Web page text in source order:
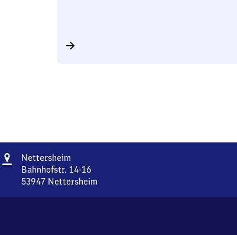
Adresse
Nettersheim
Bahnhofstr. 14-16
53947 Nettersheim